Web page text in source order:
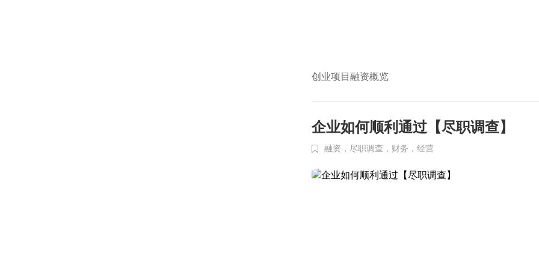
创业项目融资概览
企业如何顺利通过【尽职调查】
融资，尽职调查，财务，经营